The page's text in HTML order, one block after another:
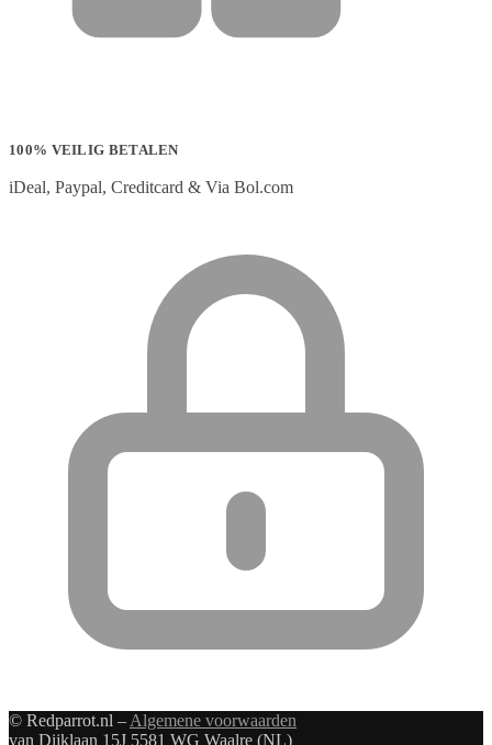
100% VEILIG BETALEN
iDeal, Paypal, Creditcard & Via Bol.com
© Redparrot.nl – Algemene voorwaarden
van Dijklaan 15J 5581 WG Waalre (NL)